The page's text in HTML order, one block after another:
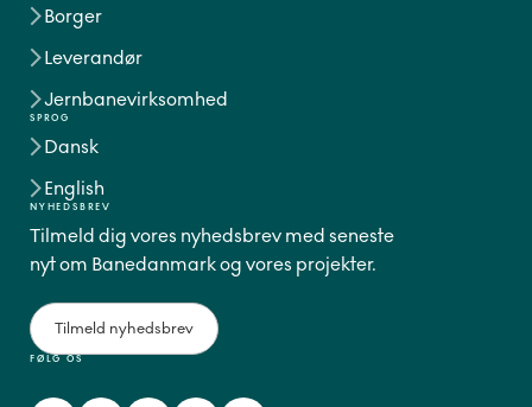
Borger
Leverandør
Jernbanevirksomhed
SPROG
Dansk
English
FØLG OS
NYHEDSBREV
Tilmeld dig vores nyhedsbrev med seneste
nyt om Banedanmark og vores projekter.
Tilmeld nyhedsbrev